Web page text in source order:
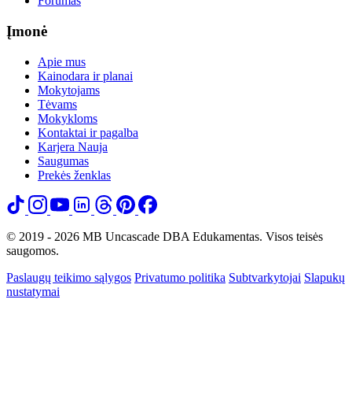
Įmonė
Apie mus
Kainodara ir planai
Mokytojams
Tėvams
Mokykloms
Kontaktai ir pagalba
Karjera Nauja
Saugumas
Prekės ženklas
© 2019 - 2026 MB Uncascade DBA Edukamentas. Visos teisės
saugomos.
Paslaugų teikimo sąlygos Privatumo politika Subtvarkytojai Slapukų
nustatymai